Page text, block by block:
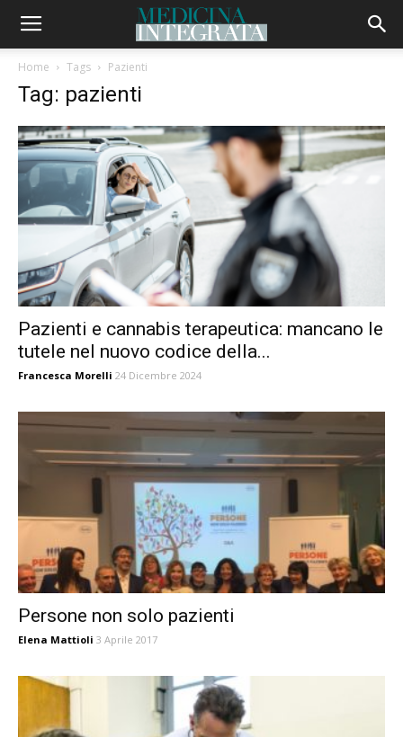
Home Tags Pazienti
Tag: pazienti
Pazienti e cannabis terapeutica: mancano le
tutele nel nuovo codice della...
Francesca Morelli 24 Dicembre 2024
Persone non solo pazienti
Elena Mattioli 3 Aprile 2017